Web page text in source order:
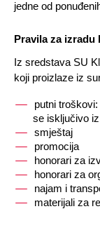
jedne od
Pravila za izradu
Iz sredstava SU
koji proizlaze iz
putni
se isključivo
smještaj
promocija
honorari za
honorari za
najam i
materijali za